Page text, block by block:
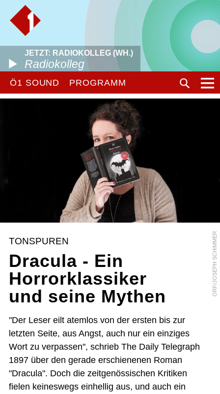
JETZT: RADIOKOLLEG (WH.)
Radiokolleg
Ö1 SOUND PROGRAMM
ORF/JOSEPH SCHIMMER
TONSPUREN
Dracula - Ein
Horrorklassiker
und seine Mythen
"Der Leser eilt atemlos von der ersten bis zur
letzten Seite, aus Angst, auch nur ein einziges
Wort zu verpassen", schrieb The Daily Telegraph
1897 über den gerade erschienenen Roman
"Dracula". Doch die zeitgenössischen Kritiken
fielen keineswegs einhellig aus, und auch ein